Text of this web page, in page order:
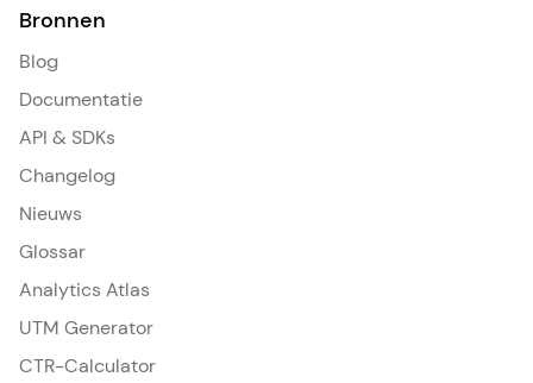
Bronnen
Blog
Documentatie
API & SDKs
Changelog
Nieuws
Glossar
Analytics Atlas
UTM Generator
CTR-Calculator